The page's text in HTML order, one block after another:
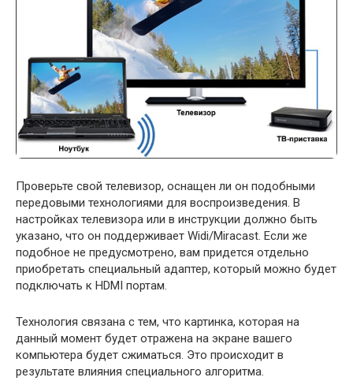
Проверьте свой телевизор, оснащен ли он подобными
передовыми технологиями для воспроизведения. В
настройках телевизора или в инструкции должно быть
указано, что он поддерживает Widi/Miracast. Если же
подобное не предусмотрено, вам придется отдельно
приобретать специальный адаптер, который можно будет
подключать к HDMI портам.
Технология связана с тем, что картинка, которая на
данный момент будет отражена на экране вашего
компьютера будет сжиматься. Это происходит в
результате влияния специального алгоритма.